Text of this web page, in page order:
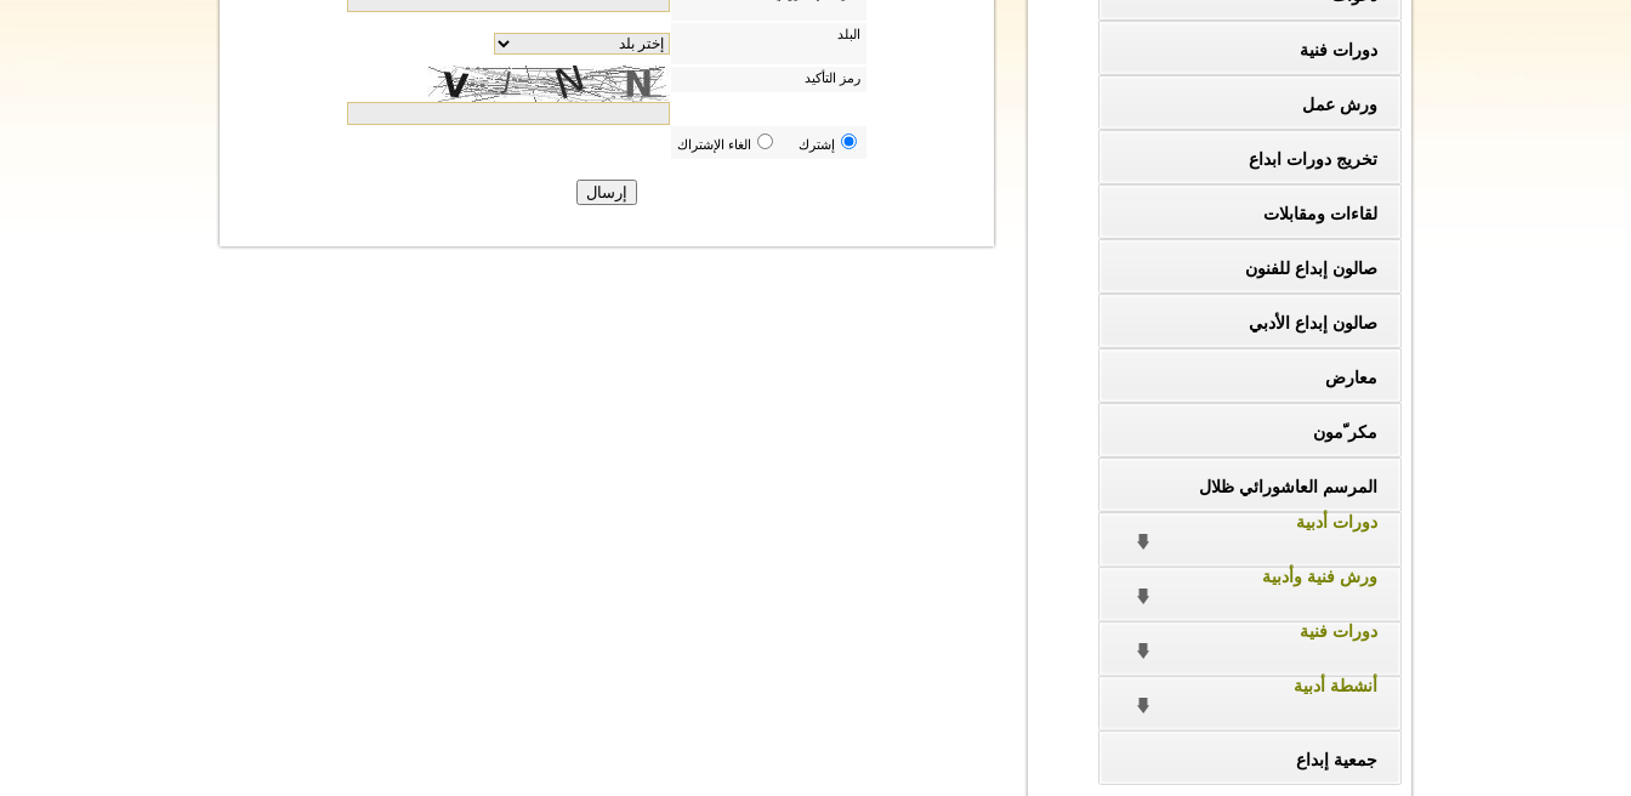
دورات فنية
ورش عمل
تخريج دورات ابداع
لقاءات ومقابلات
صالون إبداع للفنون
صالون إبداع الأدبي
معارض
مكر ّمون
المرسم العاشورائي ظلال
دورات أدبية
ورش فنية وأدبية
دورات فنية
أنشطة أدبية
جمعية إبداع
البلد
رمز التأكيد
إشترك الغاء الإشتراك